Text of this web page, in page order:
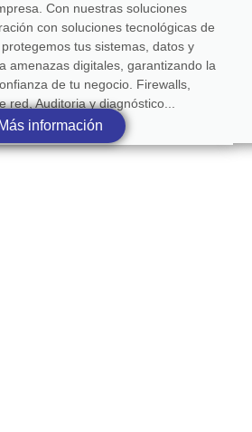
Con nuestras soluciones
con soluciones tecnológicas de
tus sistemas, datos y
amenazas digitales, garantizando la
de tu negocio. Firewalls,
red, Auditoria y diagnóstico...
Más información